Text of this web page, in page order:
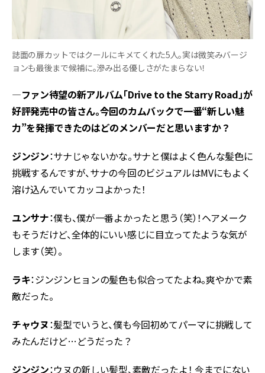
誌面の扉カットではクールにキメてくれた5人。実は微笑みバージ
ョンも最後まで候補に。滲み出る優しさがたまらない！
―ファン待望の新アルバム「Drive to the Starry Road」が
好評発売中の皆さん。今回のカムバックで一番“新しい魅
力”を発揮できたのはどのメンバーだと思いますか？
ジンジン：サナじゃないかな。サナと僕はよく色んな髪色に
挑戦するんですが、サナの今回のビジュアルはMVにもよく
溶け込んでいてカッコよかった！
ユンサナ：僕も、僕が一番よかったと思う（笑）！ヘアメーク
もそうだけど、全体的にいい感じに目立ってたような気が
します（笑）。
ラキ：ジンジンヒョンの髪色も似合ってたよね。爽やかで素
敵だった。
チャウヌ：髪型でいうと、僕も今回初めてパーマに挑戦して
みたんだけど…どうだった？
ジンジン：ウヌの新しい髪型、素敵だったよ！ 今までにない